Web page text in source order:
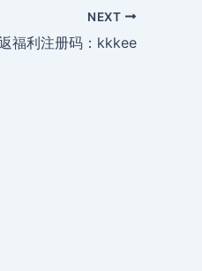
NEXT
福利注册码：kkkee